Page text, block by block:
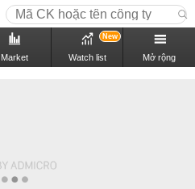
Market Watch list
New
Mở rộng